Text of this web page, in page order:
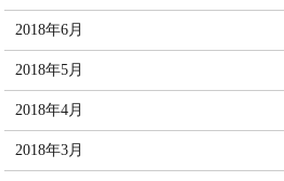
2018年6月
2018年5月
2018年4月
2018年3月